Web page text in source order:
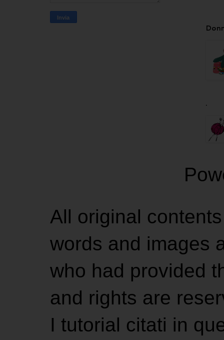
.
All original
words and images
who had provided
and rights are
I tutorial citati in